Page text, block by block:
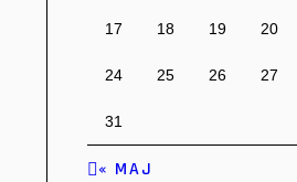
17 18 19 20
24 25 26 27
31
« MAJ